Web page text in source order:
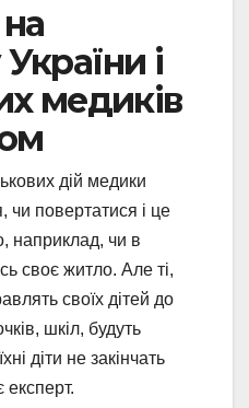
і
медиків
дій медики
чи повертатися і це
наприклад, чи в
своє житло. Але ті,
своїх дітей до
шкіл, будуть
діти не закінчать
експерт.